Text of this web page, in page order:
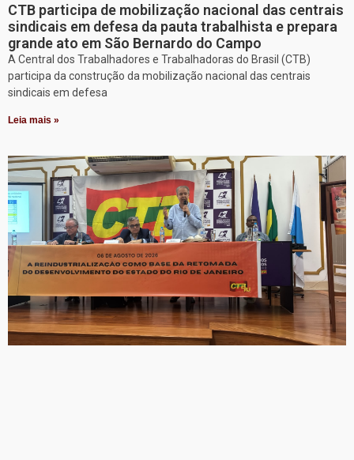
CTB participa de mobilização nacional das centrais
sindicais em defesa da pauta trabalhista e prepara
grande ato em São Bernardo do Campo
A Central dos Trabalhadores e Trabalhadoras do Brasil (CTB)
participa da construção da mobilização nacional das centrais
sindicais em defesa
Leia mais »